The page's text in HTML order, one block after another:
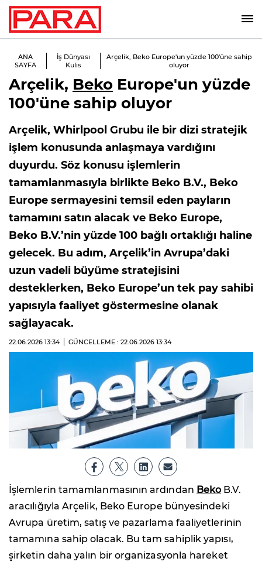
ANA
SAYFA
İş Dünyası
Kulis
Arçelik, Beko Europe'un yüzde 100'üne sahip
oluyor
Arçelik, Beko Europe'un yüzde
100'üne sahip oluyor
Arçelik, Whirlpool Grubu ile bir dizi stratejik
işlem konusunda anlaşmaya vardığını
duyurdu. Söz konusu işlemlerin
tamamlanmasıyla birlikte Beko B.V., Beko
Europe sermayesini temsil eden payların
tamamını satın alacak ve Beko Europe,
Beko B.V.’nin yüzde 100 bağlı ortaklığı haline
gelecek. Bu adım, Arçelik’in Avrupa’daki
uzun vadeli büyüme stratejisini
desteklerken, Beko Europe’un tek pay sahibi
yapısıyla faaliyet göstermesine olanak
sağlayacak.
22.06.2026 13:34 GÜNCELLEME : 22.06.2026 13:34
İşlemlerin tamamlanmasının ardından BekoB.V.
aracılığıyla Arçelik, Beko Europe bünyesindeki
Avrupa üretim, satış ve pazarlama faaliyetlerinin
tamamına sahip olacak. Bu tam sahiplik yapısı,
şirketin daha yalın bir organizasyonla hareket